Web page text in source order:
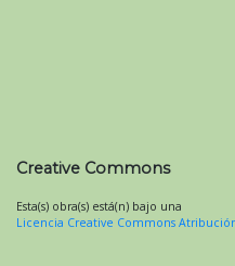
Creative Commons
Esta(s) obra(s) está(n) bajo una
Licencia Creative Commons